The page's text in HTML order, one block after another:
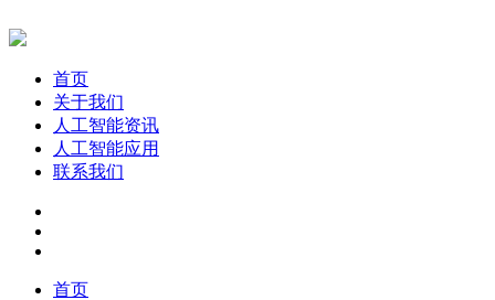
首页
关于我们
人工智能资讯
人工智能应用
联系我们
首页